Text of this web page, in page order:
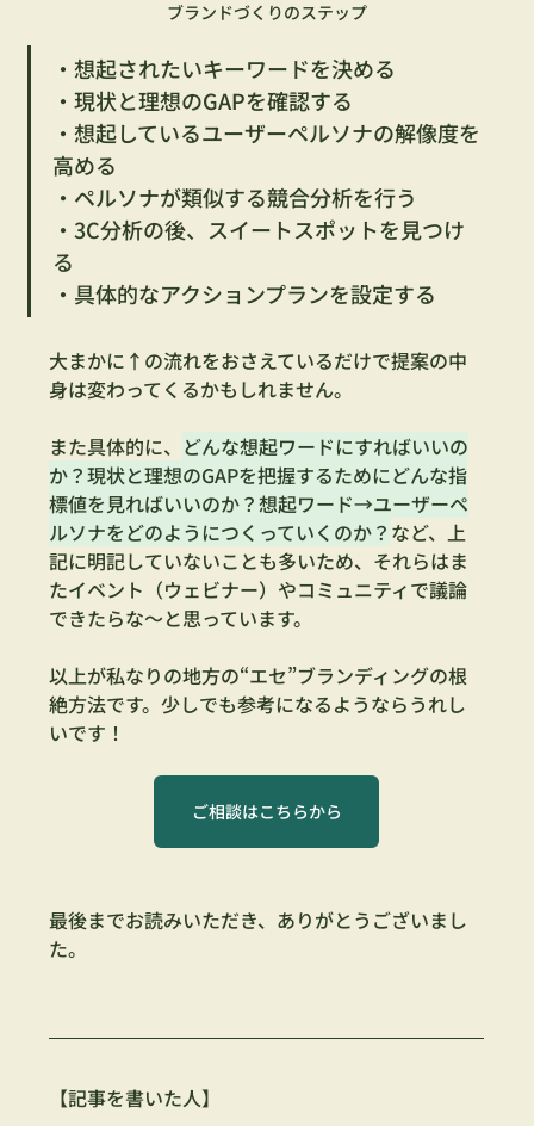
ブランドづくりのステップ
・想起されたいキーワードを決める
・現状と理想のGAPを確認する
・想起しているユーザーペルソナの解像度を
高める
・ペルソナが類似する競合分析を行う
・3C分析の後、スイートスポットを見つけ
る
・具体的なアクションプランを設定する
大まかに↑の流れをおさえているだけで提案の中
身は変わってくるかもしれません。
また具体的に、 どんな想起ワードにすればいいの
か？現状と理想のGAPを把握するためにどんな指
標値を見ればいいのか？想起ワード→ユーザーペ
ルソナをどのようにつくっていくのか？ など、上
記に明記していないことも多いため、それらはま
たイベント（ウェビナー）やコミュニティで議論
できたらな～と思っています。
以上が私なりの地方の“エセ”ブランディングの根
絶方法です。少しでも参考になるようならうれし
いです！
ご相談はこちらから
最後までお読みいただき、ありがとうございまし
た。
【記事を書いた人】